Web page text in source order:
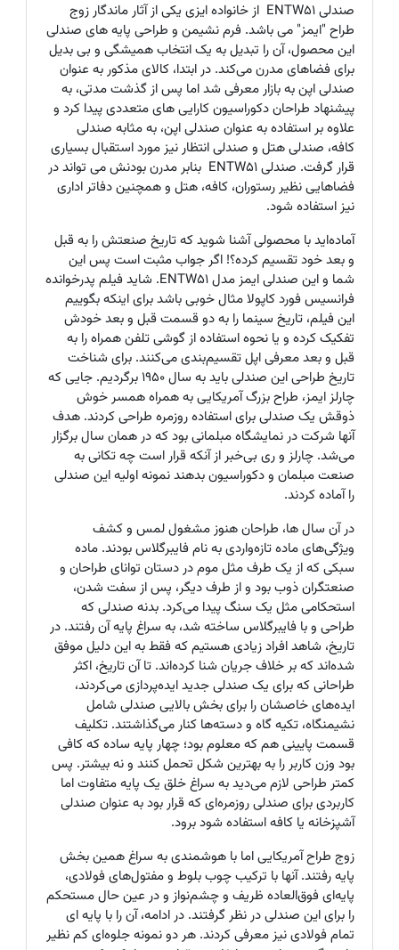
صندلیENTW51از خانواده ایزی یکی از آثار ماندگار زوج
طراح "ایمز" می‌ باشد. فرم نشیمن و طراحی پایه های صندلی
این محصول، آن را تبدیل به یک انتخاب همیشگی و بی بدیل
برای فضاهای مدرن می‌کند. در ابتدا، کالای مذکور به عنوان
صندلی اپن به بازار معرفی شد اما پس از گذشت مدتی، به
پیشنهاد طراحان دکوراسیون کارایی های متعددی پیدا کرد و
علاوه بر استفاده به عنوان صندلی اپن، به مثابه صندلی
کافه، صندلی هتل و صندلی انتظار نیز مورد استقبال بسیاری
قرار گرفت. صندلیENTW51بنابر مدرن بودنش می تواند در
فضاهایی نظیر رستوران‌، کافه، هتل‌ و همچنین دفاتر اداری
نیز استفاده شود.
آماده‌اید با محصولی آشنا شوید که تاریخ صنعتش را به قبل
و بعد خود تقسیم کرده؟! اگر جواب مثبت است پس این
شما و این صندلی ایمز مدل ENTW51. شاید فیلم پدرخوانده
فرانسیس فورد کاپولا مثال خوبی باشد برای اینکه بگوییم
این فیلم، تاریخ سینما را به دو قسمت قبل و بعد خودش
تفکیک کرده و یا نحوه استفاده از گوشی تلفن همراه را به
قبل و بعد معرفی اپل تقسیم‌بندی می‌کنند. برای شناخت
تاریخ طراحی این صندلی باید به سال 1950 برگردیم. جایی که
چارلز ایمز، طراح بزرگ آمریکایی به همراه همسر خوش
ذوقش یک صندلی برای استفاده روزمره طراحی کردند. هدف
آنها شرکت در نمایشگاه مبلمانی بود که در همان سال برگزار
می‌شد. چارلز و ری بی‌خبر از آنکه قرار است چه تکانی به
صنعت مبلمان و دکوراسیون بدهند نمونه اولیه این صندلی
را آماده کردند.
در آن سال ها، طراحان هنوز مشغول لمس و کشف
ویژگی‌های ماده تازه‌واردی به نام فایبرگلاس بودند. ماده
سبکی که از یک طرف مثل موم در دستان توانای طراحان و
صنعتگران ذوب بود و از طرف دیگر، پس از سفت شدن،
استحکامی مثل یک سنگ پیدا می‌کرد. بدنه صندلی که
طراحی و با فایبرگلاس ساخته شد، به سراغ پایه آن رفتند. در
تاریخ، شاهد افراد زیادی هستیم که فقط به این دلیل موفق
شده‌اند که بر خلاف جریان شنا کرده‌اند. تا آن تاریخ، اکثر
طراحانی که برای یک صندلی جدید ایده‌پردازی می‌کردند،
ایده‌های خاصشان را برای بخش بالایی صندلی شامل
نشیمنگاه، تکیه گاه و دسته‌ها کنار می‌گذاشتند. تکلیف
قسمت پایینی هم که معلوم بود؛ چهار پایه ساده که کافی
بود وزن کاربر را به بهترین شکل تحمل کنند و نه بیشتر. پس
کمتر طراحی لازم می‌دید به سراغ خلق یک پایه متفاوت اما
کاربردی برای صندلی روزمره‌ای که قرار بود به عنوان صندلی
آشپزخانه یا کافه استفاده شود برود.
زوج طراح آمریکایی اما با هوشمندی به سراغ همین بخش
پایه رفتند. آنها با ترکیب چوب بلوط و مفتول‌های فولادی،
پایه‌ای فوق‌العاده ظریف و چشم‌نواز و در عین حال مستحکم
را برای این صندلی در نظر گرفتند. در ادامه، آن را با پایه ای
تمام فولادی نیز معرفی کردند. هر دو نمونه جلوه‌ای کم نظیر